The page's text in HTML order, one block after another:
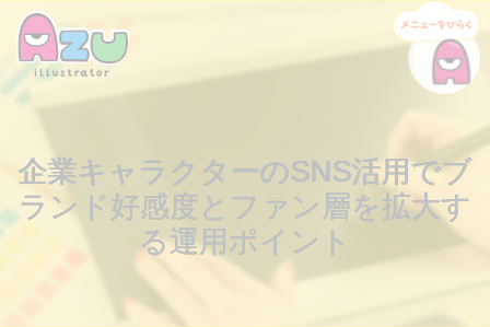
企業キャラクターのSNS活用でブ
ランド好感度とファン層を拡大す
る運用ポイント